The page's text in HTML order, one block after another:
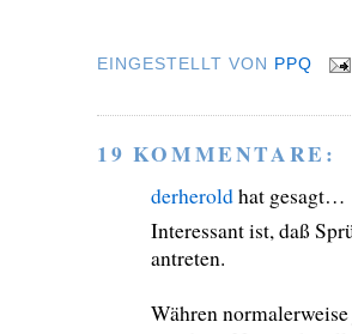
EINGESTELLT VON PPQ
19 KOMMENTARE:
derheroldhat gesagt…
Interessant ist, daß
antreten.
Währen